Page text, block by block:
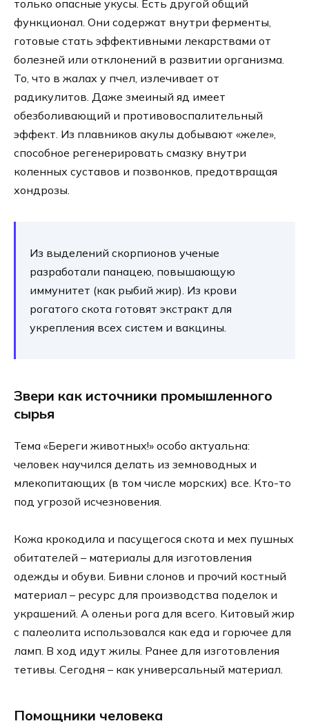
только опасные укусы. Есть другой общий
функционал. Они содержат внутри ферменты,
готовые стать эффективными лекарствами от
болезней или отклонений в развитии организма.
То, что в жалах у пчел, излечивает от
радикулитов. Даже змеиный яд имеет
обезболивающий и противовоспалительный
эффект. Из плавников акулы добывают «желе»,
способное регенерировать смазку внутри
коленных суставов и позвонков, предотвращая
хондрозы.
Из выделений скорпионов ученые
разработали панацею, повышающую
иммунитет (как рыбий жир). Из крови
рогатого скота готовят экстракт для
укрепления всех систем и вакцины.
Звери как источники промышленного
сырья
Тема «Береги животных!» особо актуальна:
человек научился делать из земноводных и
млекопитающих (в том числе морских) все. Кто-то
под угрозой исчезновения.
Кожа крокодила и пасущегося скота и мех пушных
обитателей – материалы для изготовления
одежды и обуви. Бивни слонов и прочий костный
материал – ресурс для производства поделок и
украшений. А оленьи рога для всего. Китовый жир
с палеолита использовался как еда и горючее для
ламп. В ход идут жилы. Ранее для изготовления
тетивы. Сегодня – как универсальный материал.
Помощники человека